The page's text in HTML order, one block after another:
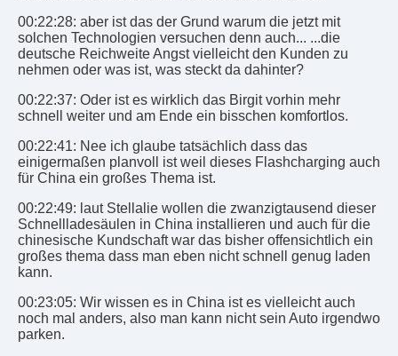
00:22:28: aber ist das der Grund warum die jetzt mit
solchen Technologien versuchen denn auch... ...die
deutsche Reichweite Angst vielleicht den Kunden zu
nehmen oder was ist, was steckt da dahinter?
00:22:37: Oder ist es wirklich das Birgit vorhin mehr
schnell weiter und am Ende ein bisschen komfortlos.
00:22:41: Nee ich glaube tatsächlich dass das
einigermaßen planvoll ist weil dieses Flashcharging auch
für China ein großes Thema ist.
00:22:49: laut Stellalie wollen die zwanzigtausend dieser
Schnellladesäulen in China installieren und auch für die
chinesische Kundschaft war das bisher offensichtlich ein
großes thema dass man eben nicht schnell genug laden
kann.
00:23:05: Wir wissen es in China ist es vielleicht auch
noch mal anders, also man kann nicht sein Auto irgendwo
parken.